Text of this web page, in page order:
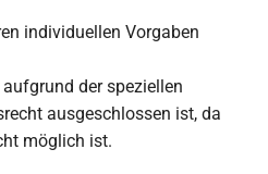
individuellen Vorgaben
der speziellen
ausgeschlossen ist, da
möglich ist.